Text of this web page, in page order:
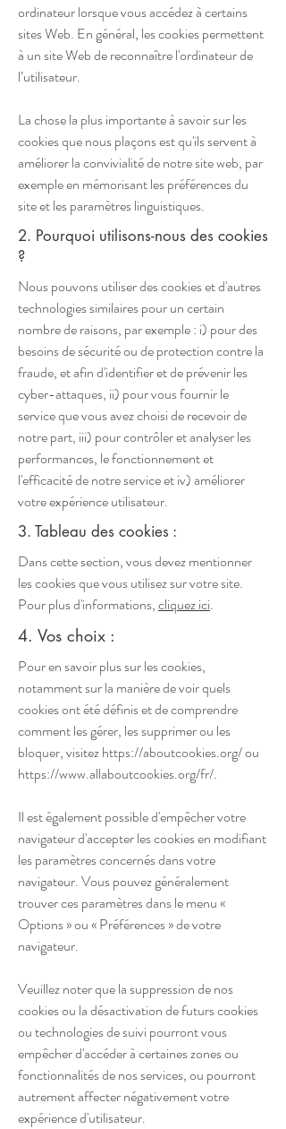
ordinateur lorsque vous accédez à certains
sites Web. En général, les cookies permettent
à un site Web de reconnaître l'ordinateur de
l’utilisateur.
La chose la plus importante à savoir sur les
cookies que nous plaçons est qu'ils servent à
améliorer la convivialité de notre site web, par
exemple en mémorisant les préférences du
site et les paramètres linguistiques.
2. Pourquoi utilisons-nous des cookies
?
Nous pouvons utiliser des cookies et d'autres
technologies similaires pour un certain
nombre de raisons, par exemple : i) pour des
besoins de sécurité ou de protection contre la
fraude, et afin d'identifier et de prévenir les
cyber-attaques, ii) pour vous fournir le
service que vous avez choisi de recevoir de
notre part, iii) pour contrôler et analyser les
performances, le fonctionnement et
l'efficacité de notre service et iv) améliorer
votre expérience utilisateur.
3. Tableau des cookies :
Dans cette section, vous devez mentionner
les cookies que vous utilisez sur votre site.
Pour plus d'informations,cliquez ici.
4. Vos choix :
Pour en savoir plus sur les cookies,
notamment sur la manière de voir quels
cookies ont été définis et de comprendre
comment les gérer, les supprimer ou les
bloquer, visitezhttps://aboutcookies.org/ou
https://www.allaboutcookies.org/fr/.
Il est également possible d'empêcher votre
navigateur d'accepter les cookies en modifiant
les paramètres concernés dans votre
navigateur. Vous pouvez généralement
trouver ces paramètres dans le menu «
Options » ou « Préférences » de votre
navigateur.
Veuillez noter que la suppression de nos
cookies ou la désactivation de futurs cookies
ou technologies de suivi pourront vous
empêcher d'accéder à certaines zones ou
fonctionnalités de nos services, ou pourront
autrement affecter négativement votre
expérience d'utilisateur.